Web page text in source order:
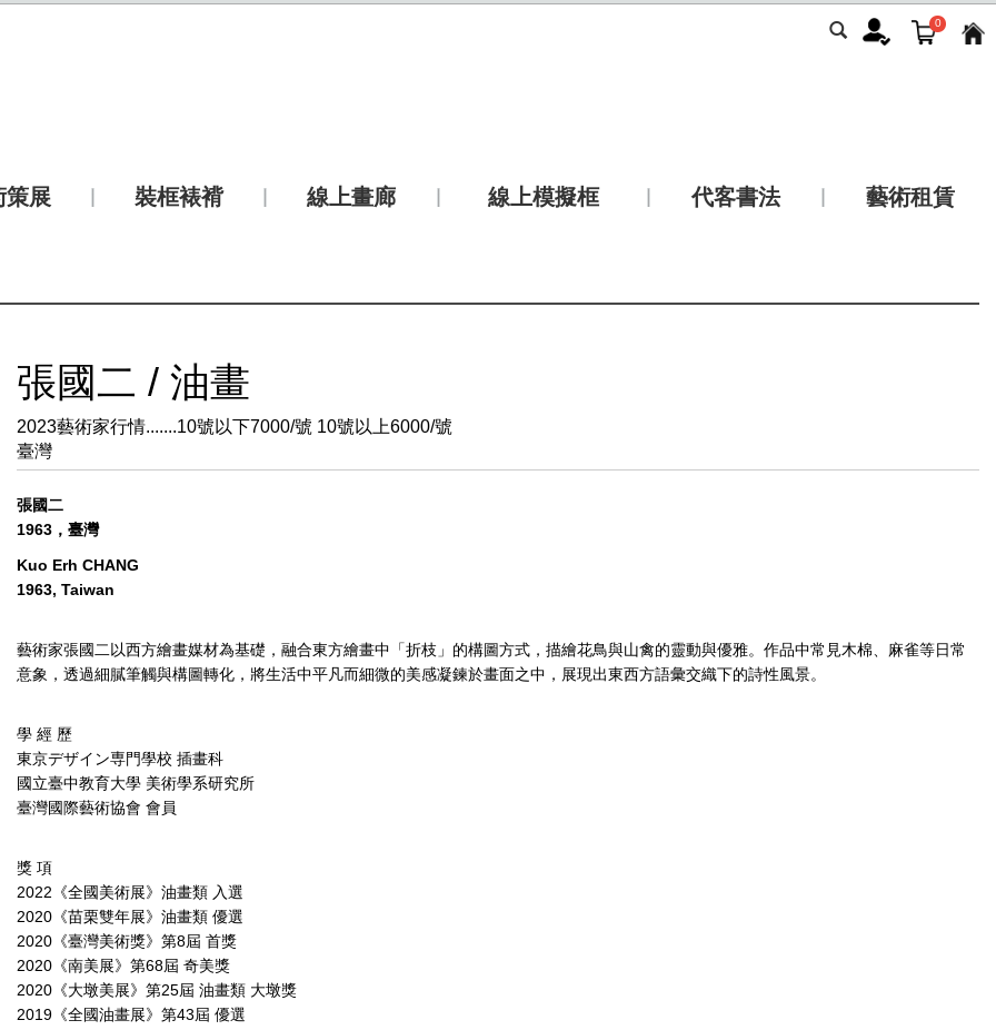
0
策展 裝框裱褙 線上畫廊 線上模擬框 代客書法 藝術租賃
張國二 / 油畫
2023藝術家行情.......10號以下7000/號 10號以上6000/號
臺灣
張國二
1963，臺灣
Kuo Erh CHANG
1963, Taiwan
藝術家張國二以西方繪畫媒材為基礎，融合東方繪畫中「折枝」的構圖方式，描繪花鳥與山禽的靈動與優雅。作品中常見木棉、麻雀等日常
意象，透過細膩筆觸與構圖轉化，將生活中平凡而細微的美感凝鍊於畫面之中，展現出東西方語彙交織下的詩性風景。
學 經 歷
東京デザイン専門學校 插畫科
國立臺中教育大學 美術學系研究所
臺灣國際藝術協會 會員
獎 項
2022《全國美術展》油畫類 入選
2020《苗栗雙年展》油畫類 優選
2020《臺灣美術獎》第8屆 首獎
2020《南美展》第68屆 奇美獎
2020《大墩美展》第25屆 油畫類 大墩獎
2019《全國油畫展》第43屆 優選